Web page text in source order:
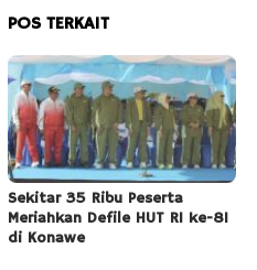
POS TERKAIT
Sekitar 35 Ribu Peserta
Meriahkan Defile HUT RI ke-81
di Konawe